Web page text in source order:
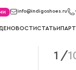
info@indigoshoes.ru
НОВОСТИСТАТЬИ
1 /